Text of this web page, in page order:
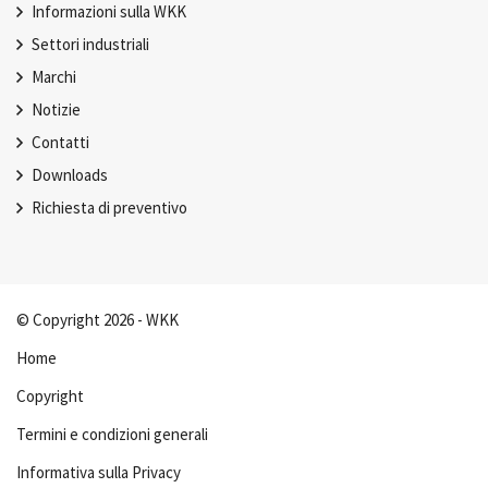
Informazioni sulla WKK
Settori industriali
Marchi
Notizie
Contatti
Downloads
Richiesta di preventivo
© Copyright 2026 - WKK
Home
Copyright
Termini e condizioni generali
Informativa sulla Privacy